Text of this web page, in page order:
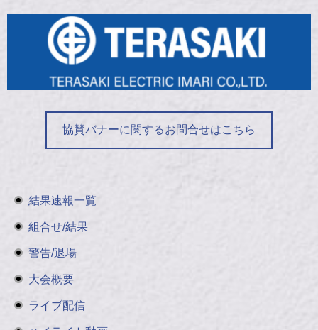
協賛バナーに関するお問合せはこちら
結果速報一覧
組合せ/結果
警告/退場
大会概要
ライブ配信